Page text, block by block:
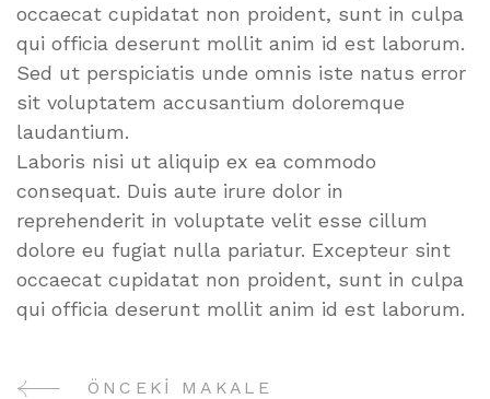
occaecat cupidatat non proident, sunt in culpa
qui officia deserunt mollit anim id est laborum.
Sed ut perspiciatis unde omnis iste natus error
sit voluptatem accusantium doloremque
laudantium.
Laboris nisi ut aliquip ex ea commodo
consequat. Duis aute irure dolor in
reprehenderit in voluptate velit esse cillum
dolore eu fugiat nulla pariatur. Excepteur sint
occaecat cupidatat non proident, sunt in culpa
qui officia deserunt mollit anim id est laborum.
ÖNCEKI MAKALE